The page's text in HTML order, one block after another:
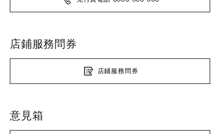
店鋪服務問券
店鋪服務問券
意見箱